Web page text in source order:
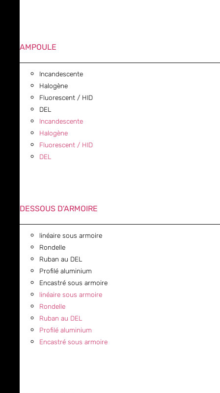
AMPOULE
Incandescente
Halogène
Fluorescent / HID
DEL
Incandescente
Halogène
Fluorescent / HID
DEL
DESSOUS D'ARMOIRE
linéaire sous armoire
Rondelle
Ruban au DEL
Profilé aluminium
Encastré sous armoire
linéaire sous armoire
Rondelle
Ruban au DEL
Profilé aluminium
Encastré sous armoire